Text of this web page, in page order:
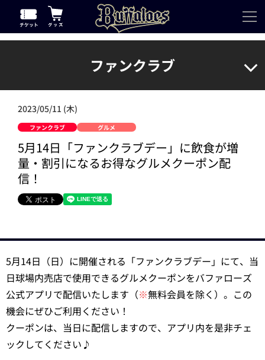
ファンクラブ
2023/05/11 (木)
ファンクラブ グルメ
5月14日「ファンクラブデー」に飲食が増
量・割引になるお得なグルメクーポン配
信！
5月14日（日）に開催される「ファンクラブデー」にて、当
日球場内売店で使用できるグルメクーポンをバファローズ
公式アプリで配信いたします（※無料会員を除く）。この
機会にぜひご利用ください！
クーポンは、当日に配信しますので、アプリ内を是非チェ
ックしてください♪